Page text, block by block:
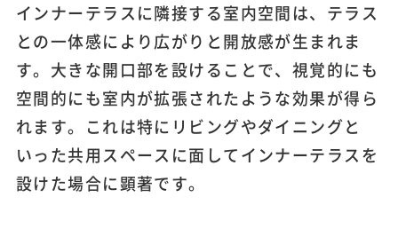
インナーテラスに隣接する室内空間は、テラス
との一体感により広がりと開放感が生まれま
す。大きな開口部を設けることで、視覚的にも
空間的にも室内が拡張されたような効果が得ら
れます。これは特にリビングやダイニングと
いった共用スペースに面してインナーテラスを
設けた場合に顕著です。